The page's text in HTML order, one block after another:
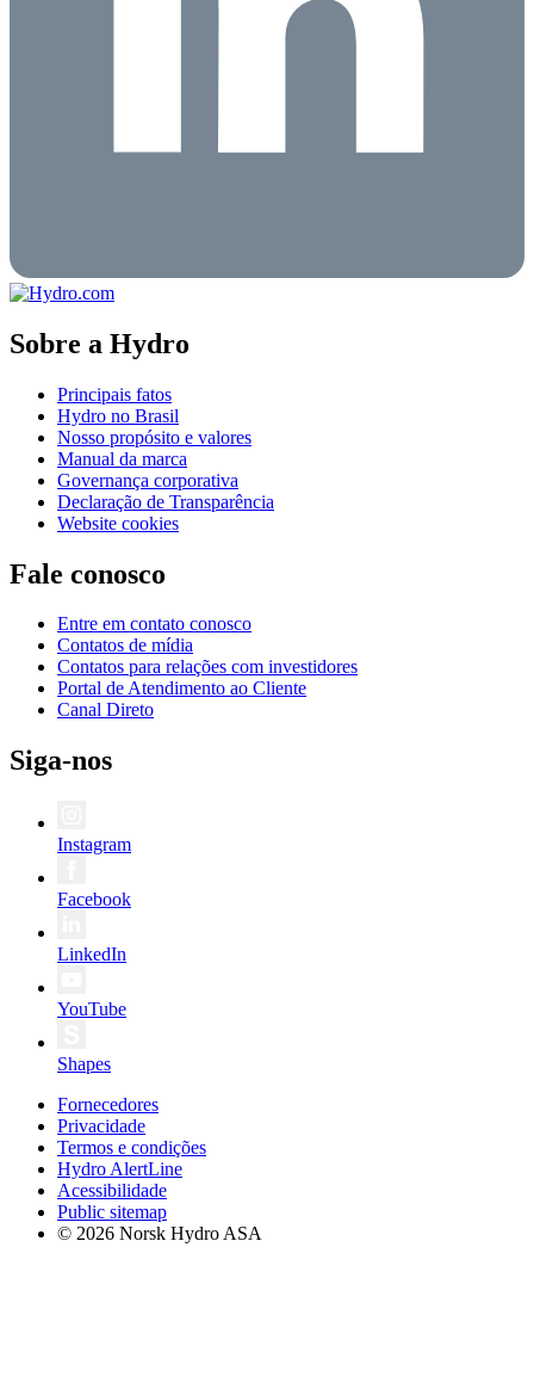
Sobre a Hydro
Principais fatos
Hydro no Brasil
Nosso propósito e valores
Manual da marca
Governança corporativa
Declaração de Transparência
Website cookies
Fale conosco
Entre em contato conosco
Contatos de mídia
Contatos para relações com investidores
Portal de Atendimento ao Cliente
Canal Direto
Siga-nos
Instagram
Facebook
LinkedIn
YouTube
Shapes
Fornecedores
Privacidade
Termos e condições
Hydro AlertLine
Acessibilidade
Public sitemap
© 2026 Norsk Hydro ASA